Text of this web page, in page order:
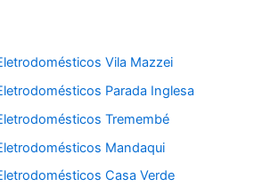
Vila Mazzei
Parada Inglesa
Tremembé
Mandaqui
Casa Verde